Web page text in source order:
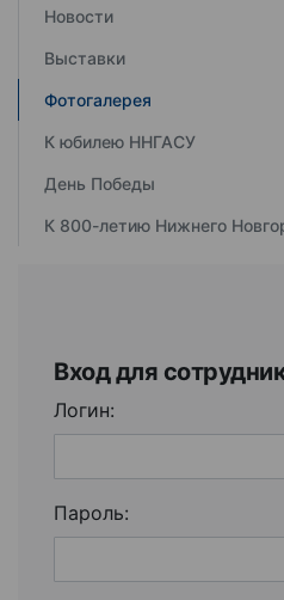
Новости
Выставки
Фотогалерея
К юбилею ННГАСУ
День Победы
К 800-летию Нижнего
Вход для
Логин:
Пароль: